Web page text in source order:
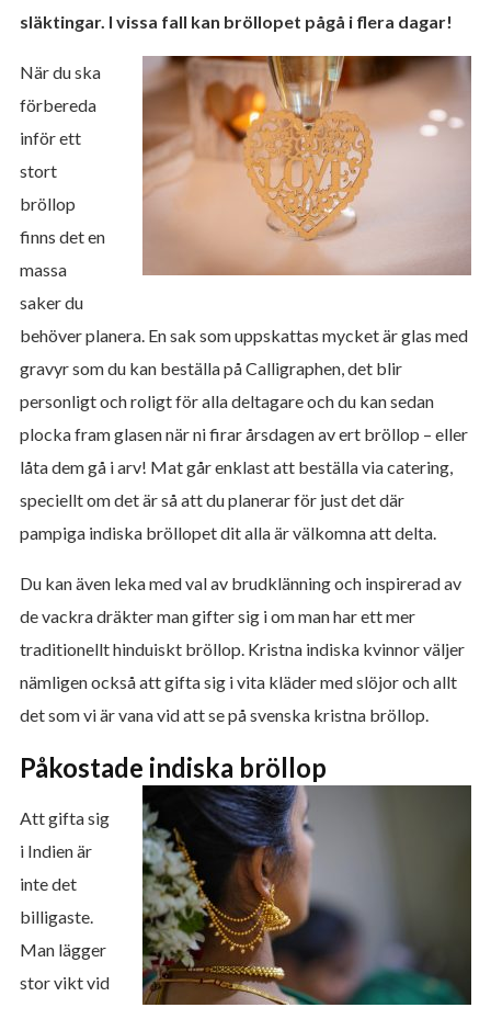
släktingar. I vissa fall kan bröllopet pågå i flera dagar!
När du ska
förbereda
inför ett
stort
bröllop
finns det en
massa
saker du
behöver planera. En sak som uppskattas mycket är glas med
gravyr som du kan beställa på Calligraphen, det blir
personligt och roligt för alla deltagare och du kan sedan
plocka fram glasen när ni firar årsdagen av ert bröllop – eller
låta dem gå i arv! Mat går enklast att beställa via catering,
speciellt om det är så att du planerar för just det där
pampiga indiska bröllopet dit alla är välkomna att delta.
Du kan även leka med val av brudklänning och inspirerad av
de vackra dräkter man gifter sig i om man har ett mer
traditionellt hinduiskt bröllop. Kristna indiska kvinnor väljer
nämligen också att gifta sig i vita kläder med slöjor och allt
det som vi är vana vid att se på svenska kristna bröllop.
Påkostade indiska bröllop
Att gifta sig
i Indien är
inte det
billigaste.
Man lägger
stor vikt vid